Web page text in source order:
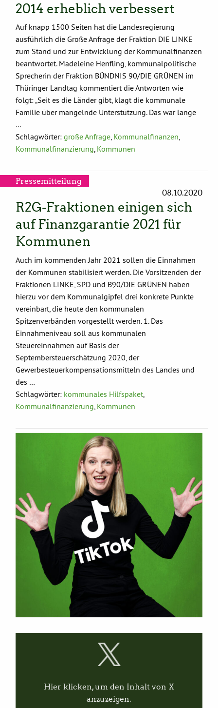
2014 erheblich verbessert
Auf knapp 1500 Seiten hat die Landesregierung
ausführlich die Große Anfrage der Fraktion DIE LINKE
zum Stand und zur Entwicklung der Kommunalfinanzen
beantwortet. Madeleine Henfling, kommunalpolitische
Sprecherin der Fraktion BÜNDNIS 90/DIE GRÜNEN im
Thüringer Landtag kommentiert die Antworten wie
folgt: „Seit es die Länder gibt, klagt die kommunale
Familie über mangelnde Unterstützung. Das war lange
…
Schlagwörter: große Anfrage, Kommunalfinanzen,
Kommunalfinanzierung, Kommunen
Pressemitteilung
08.10.2020
R2G-Fraktionen einigen sich
auf Finanzgarantie 2021 für
Kommunen
Auch im kommenden Jahr 2021 sollen die Einnahmen
der Kommunen stabilisiert werden. Die Vorsitzenden der
Fraktionen LINKE, SPD und B90/DIE GRÜNEN haben
hierzu vor dem Kommunalgipfel drei konkrete Punkte
vereinbart, die heute den kommunalen
Spitzenverbänden vorgestellt werden. 1. Das
Einnahmeniveau soll aus kommunalen
Steuereinnahmen auf Basis der
Septembersteuerschätzung 2020, der
Gewerbesteuerkompensationsmitteln des Landes und
des …
Schlagwörter: kommunales Hilfspaket,
Kommunalfinanzierung, Kommunen
Hier klicken, um den Inhalt von X
anzuzeigen.